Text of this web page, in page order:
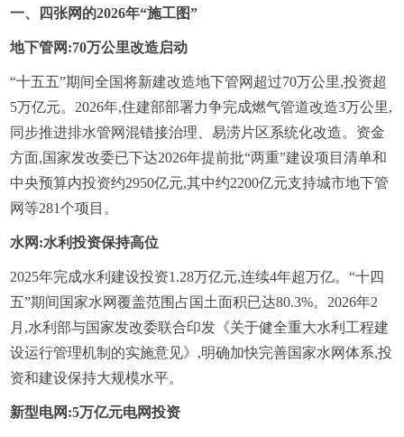
一、四张网的2026年“施工图”
地下管网:70万公里改造启动
“十五五”期间全国将新建改造地下管网超过70万公里,投资超
5万亿元。2026年,住建部部署力争完成燃气管道改造3万公里,
同步推进排水管网混错接治理、易涝片区系统化改造。资金
方面,国家发改委已下达2026年提前批“两重”建设项目清单和
中央预算内投资约2950亿元,其中约2200亿元支持城市地下管
网等281个项目。
水网:水利投资保持高位
2025年完成水利建设投资1.28万亿元,连续4年超万亿。“十四
五”期间国家水网覆盖范围占国土面积已达80.3%。2026年2
月,水利部与国家发改委联合印发《关于健全重大水利工程建
设运行管理机制的实施意见》,明确加快完善国家水网体系,投
资和建设保持大规模水平。
新型电网:5万亿元电网投资